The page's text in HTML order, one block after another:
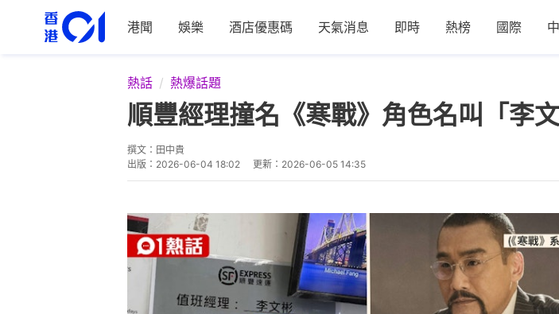
港聞 娛樂 酒店優惠碼 天氣消息 即時 熱榜 國際
熱話 熱爆話題
順豐經理撞名《寒戰》角色名叫「李
撰文： 田中貴
出版： 2026-06-04 18:02 更新： 2026-06-05 14:35